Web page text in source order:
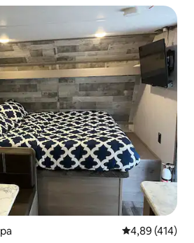
4,89 av 5 i
4,89 (414)